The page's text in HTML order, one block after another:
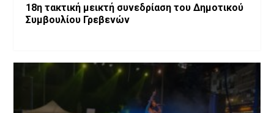
18η τακτική μεικτή συνεδρίαση του Δημοτικού
Συμβουλίου Γρεβενών